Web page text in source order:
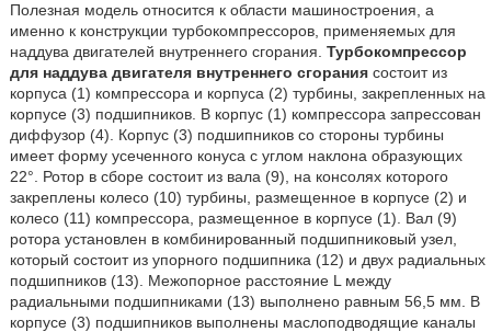
Полезная модель относится к области машиностроения, а
именно к конструкции турбокомпрессоров, применяемых для
наддува двигателей внутреннего сгорания. Турбокомпрессор
для наддува двигателя внутреннего сгораниясостоит из
корпуса (1) компрессора и корпуса (2) турбины, закрепленных на
корпусе (3) подшипников. В корпус (1) компрессора запрессован
диффузор (4). Корпус (3) подшипников со стороны турбины
имеет форму усеченного конуса с углом наклона образующих
22°. Ротор в сборе состоит из вала (9), на консолях которого
закреплены колесо (10) турбины, размещенное в корпусе (2) и
колесо (11) компрессора, размещенное в корпусе (1). Вал (9)
ротора установлен в комбинированный подшипниковый узел,
который состоит из упорного подшипника (12) и двух радиальных
подшипников (13). Межопорное расстояние L между
радиальными подшипниками (13) выполнено равным 56,5 мм. В
корпусе (3) подшипников выполнены маслоподводящие каналы